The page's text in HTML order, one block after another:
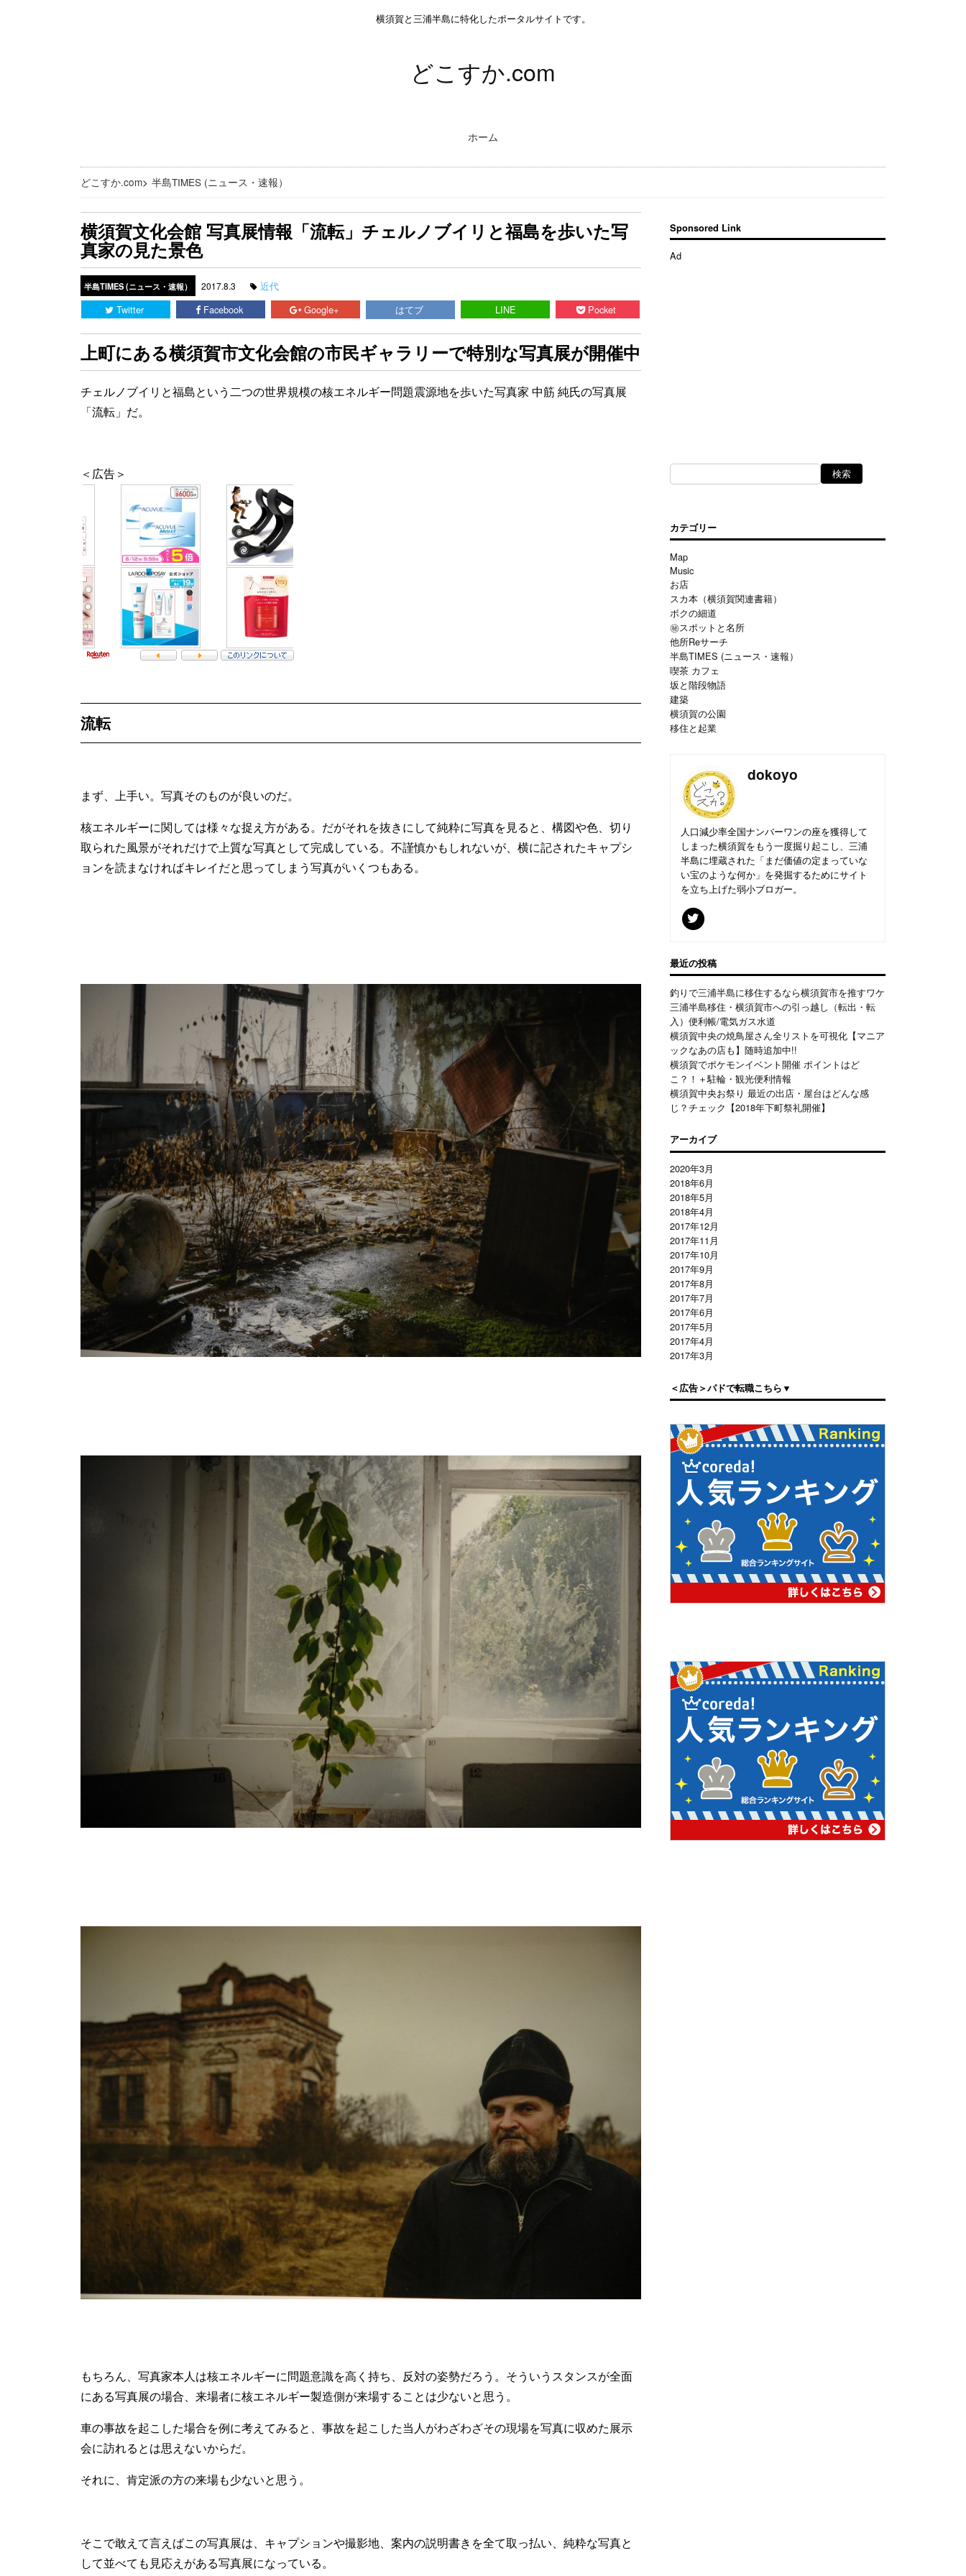
横須賀と三浦半島に特化したポータルサイトです。
どこすか.com
ホーム
どこすか.com> 半島TIMES (ニュース・速報）
横須賀文化会館 写真展情報「流転」チェルノブイリと福島を歩いた写
真家の見た景色
半島TIMES (ニュース・速報） 2017.8.3
近代
Twitter
Facebook Google+ はてブ LINE Pocket
上町にある横須賀市文化会館の市民ギャラリーで特別な写真展が開催中
チェルノブイリと福島という二つの世界規模の核エネルギー問題震源地を歩いた写真家 中筋 純氏の写真展
「流転」だ。
＜広告＞
流転
まず、上手い。写真そのものが良いのだ。
核エネルギーに関しては様々な捉え方がある。だがそれを抜きにして純粋に写真を見ると、構図や色、切り
取られた風景がそれだけで上質な写真として完成している。不謹慎かもしれないが、横に記されたキャプシ
ョンを読まなければキレイだと思ってしまう写真がいくつもある。
もちろん、写真家本人は核エネルギーに問題意識を高く持ち、反対の姿勢だろう。そういうスタンスが全面
にある写真展の場合、来場者に核エネルギー製造側が来場することは少ないと思う。
車の事故を起こした場合を例に考えてみると、事故を起こした当人がわざわざその現場を写真に収めた展示
会に訪れるとは思えないからだ。
それに、肯定派の方の来場も少ないと思う。
そこで敢えて言えばこの写真展は、キャプションや撮影地、案内の説明書きを全て取っ払い、純粋な写真と
して並べても見応えがある写真展になっている。
Sponsored Link
Ad
カテゴリー
Map
Music
お店
スカ本（横須賀関連書籍）
ボクの細道
㊙スポットと名所
他所Reサーチ
半島TIMES (ニュース・速報）
喫茶 カフェ
坂と階段物語
建築
横須賀の公園
移住と起業
dokoyo
人口減少率全国ナンバーワンの座を獲得して
しまった横須賀をもう一度掘り起こし、三浦
半島に埋蔵された「まだ価値の定まっていな
い宝のような何か」を発掘するためにサイト
を立ち上げた弱小ブロガー。
最近の投稿
釣りで三浦半島に移住するなら横須賀市を推すワケ
三浦半島移住・横須賀市への引っ越し（転出・転
入）便利帳/電気ガス水道
横須賀中央の焼鳥屋さん全リストを可視化【マニア
ックなあの店も】随時追加中!!
横須賀でポケモンイベント開催 ポイントはど
こ？！＋駐輪・観光便利情報
横須賀中央お祭り 最近の出店・屋台はどんな感
じ？チェック【2018年下町祭礼開催】
アーカイブ
2020年3月
2018年6月
2018年5月
2018年4月
2017年12月
2017年11月
2017年10月
2017年9月
2017年8月
2017年7月
2017年6月
2017年5月
2017年4月
2017年3月
＜広告＞パドで転職こちら▼